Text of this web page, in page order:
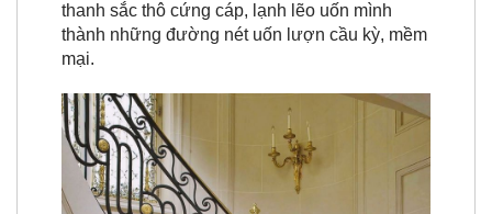
thanh sắc thô cứng cáp, lạnh lẽo uốn mình
thành những đường nét uốn lượn cầu kỳ, mềm
mại.